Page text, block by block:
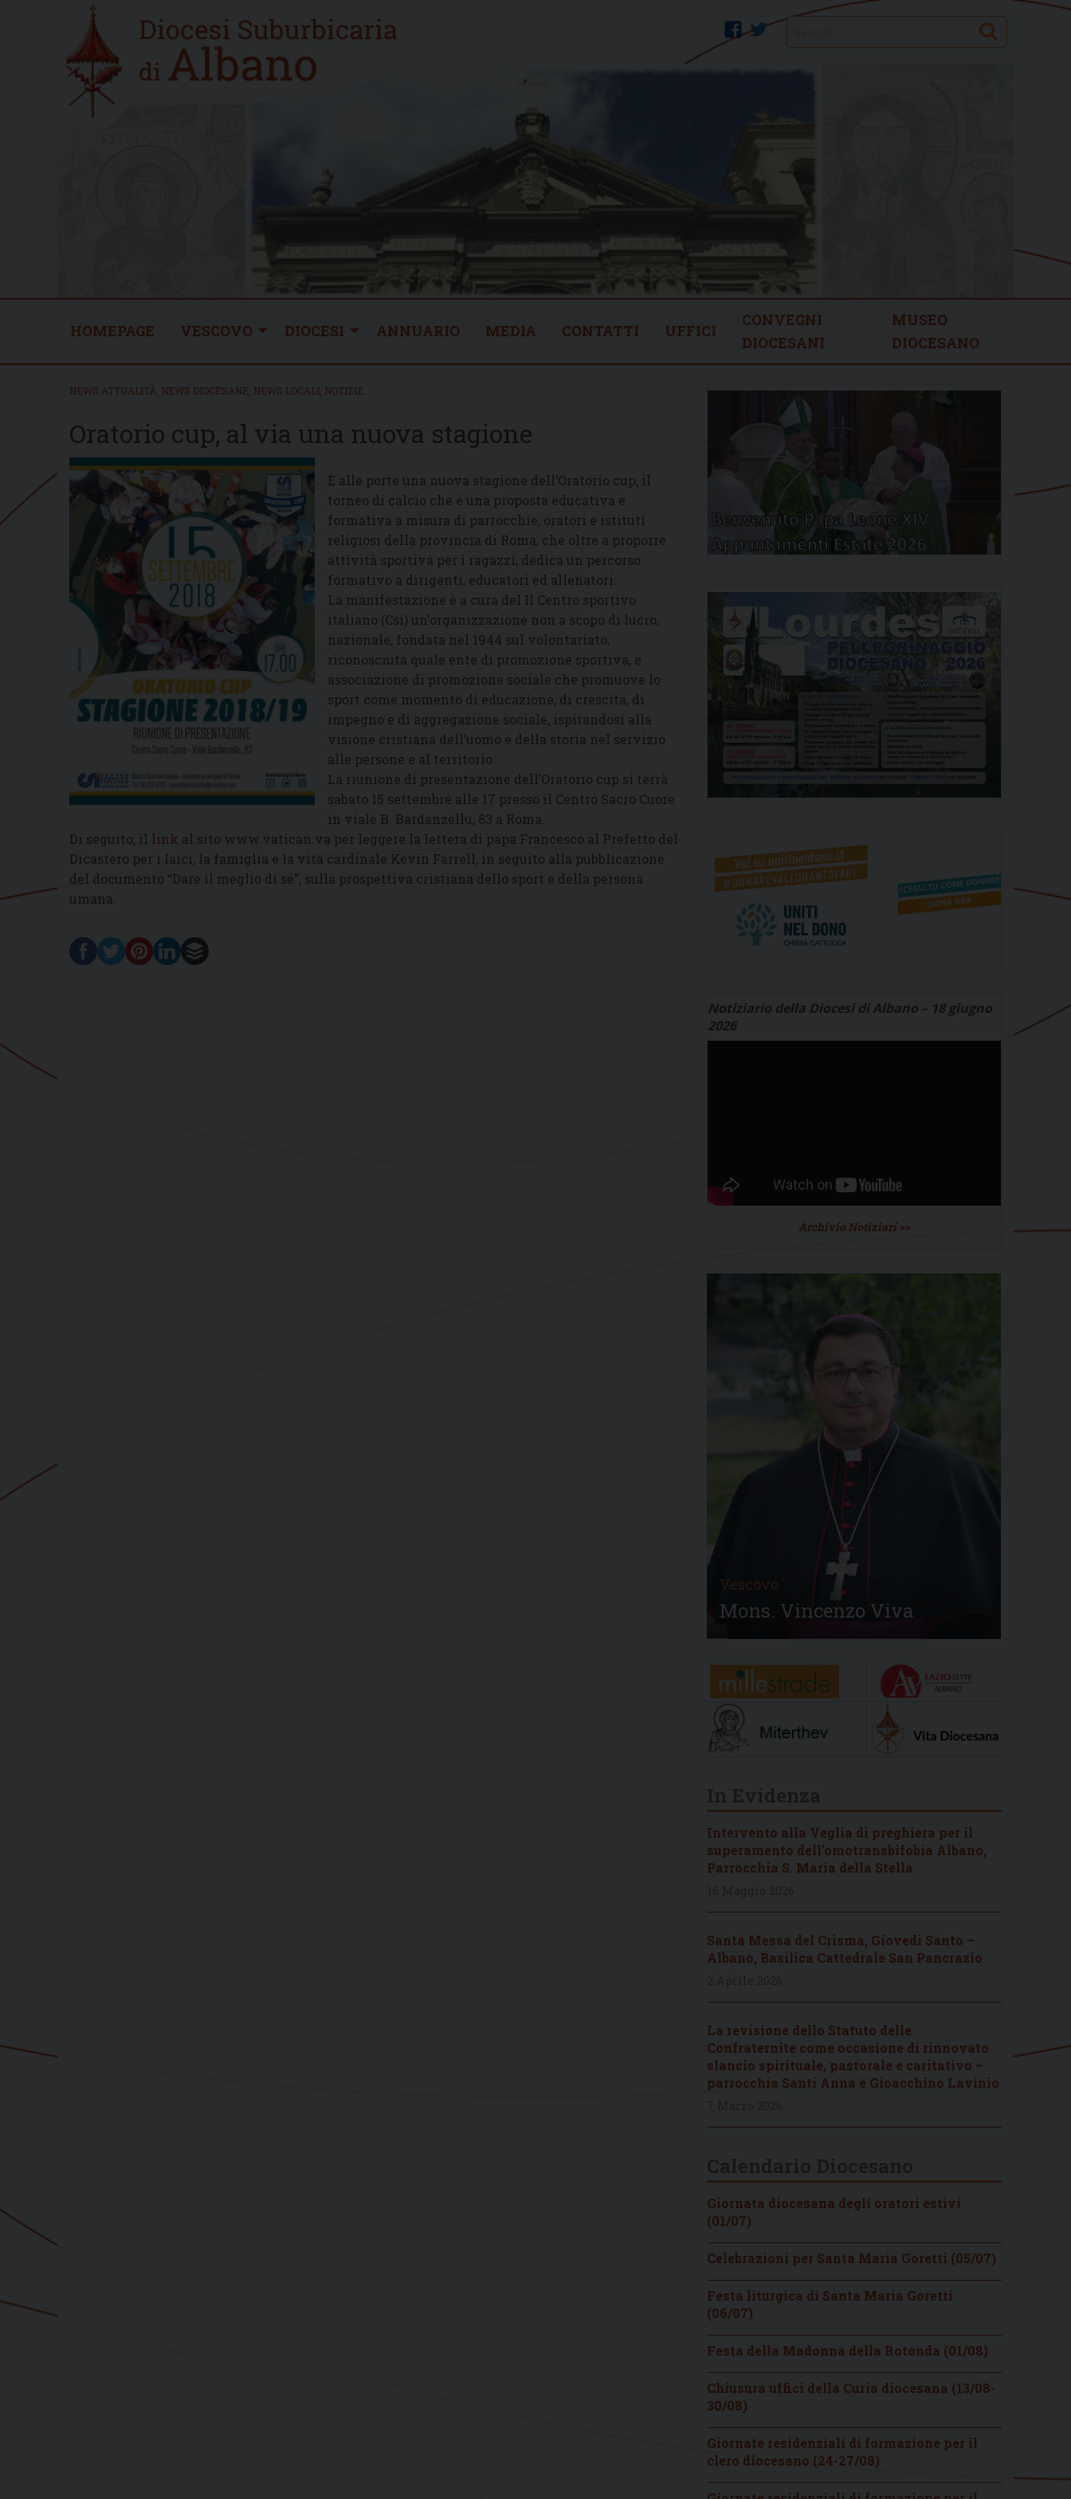
Home
new
twitter
facebook Search
HOMEPAGE VESCOVO DIOCESI ANNUARIO MEDIA CONTATTI UFFICI
CONVEGNI
DIOCESANI
MUSEO
DIOCESANO
NEWS ATTUALITÀ NEWS DIOCESANE NEWS LOCALI NOTIZIE
Oratorio cup, al via una nuova stagione
È alle porte una nuova stagione dell’Oratorio cup, il
torneo di calcio che è una proposta educativa e
formativa a misura di parrocchie, oratori e istituti
religiosi della provincia di Roma, che oltre a proporre
attività sportiva per i ragazzi, dedica un percorso
formativo a dirigenti, educatori ed allenatori.
La manifestazione è a cura del Il Centro sportivo
italiano (Csi) un’organizzazione non a scopo di lucro,
nazionale, fondata nel 1944 sul volontariato,
riconosciuta quale ente di promozione sportiva, e
associazione di promozione sociale che promuove lo
sport come momento di educazione, di crescita, di
impegno e di aggregazione sociale, ispirandosi alla
visione cristiana dell’uomo e della storia nel servizio
alle persone e al territorio.
La riunione di presentazione dell’Oratorio cup si terrà
sabato 15 settembre alle 17 presso il Centro Sacro Cuore
in viale B. Bardanzellu, 83 a Roma.
Di seguito, il link al sito www.vatican.va per leggere la lettera di papa Francesco al Prefetto del
Dicastero per i laici, la famiglia e la vita cardinale Kevin Farrell, in seguito alla pubblicazione
del documento “Dare il meglio di sé”, sulla prospettiva cristiana dello sport e della persona
umana.
Notiziario della Diocesi di Albano – 18 giugno
2026
Archivio Notiziari >>
Vescovo
Mons. Vincenzo Viva
Intervento alla Veglia di preghiera per il
superamento dell’omotransbifobia Albano,
Parrocchia S. Maria della Stella
Santa Messa del Crisma, Giovedì Santo –
Albano, Basilica Cattedrale San Pancrazio
La revisione dello Statuto delle
Confraternite come occasione di rinnovato
slancio spirituale, pastorale e caritativo –
parrocchia Santi Anna e Gioacchino Lavinio
Giornata diocesana degli oratori estivi
(01/07)
Celebrazioni per Santa Maria Goretti (05/07)
Festa liturgica di Santa Maria Goretti
(06/07)
Festa della Madonna della Rotonda (01/08)
Chiusura uffici della Curia diocesana (13/08-
30/08)
Giornate residenziali di formazione per il
clero diocesano (24-27/08)